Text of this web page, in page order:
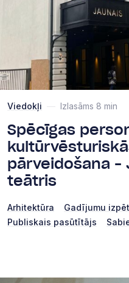
Viedokļi Izlasāms 8 min
Spēcīgas
pārveidošana –
teātris
Arhitektūra Gadījumu
Publiskais pasūtītājs